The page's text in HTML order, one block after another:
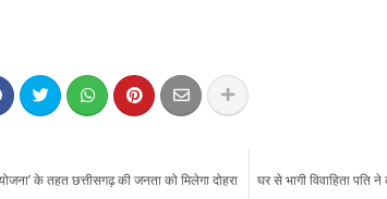
घर से भागी विवाहिता पति
के तहत छत्तीसगढ़ की जनता को मिलेगा दोहरा